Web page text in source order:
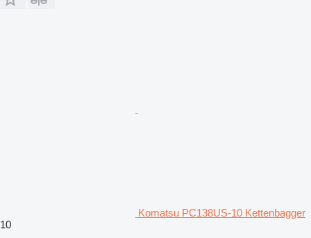
Komatsu PC138US-10 Kettenbagger
10